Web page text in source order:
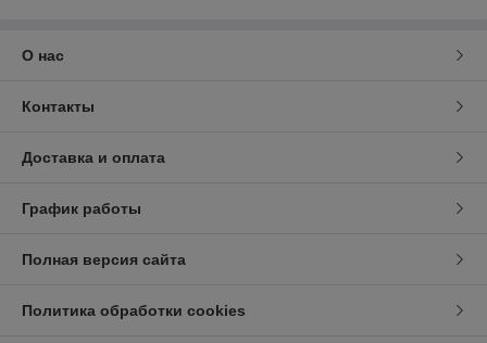
О нас
Контакты
Доставка и оплата
График работы
Полная версия сайта
Политика обработки cookies